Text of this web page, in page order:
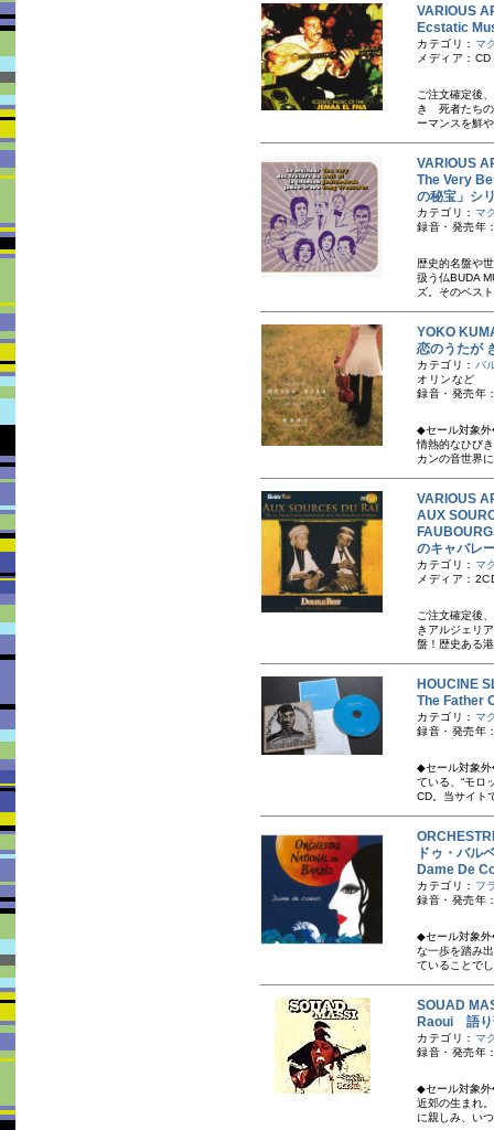
VARIOUS
Ecstatic
カテゴリ： マ
メディア：CD
ご注文確定後
き 死者たちの
ーマンスを鮮
VARIOUS
The Very
の秘宝」シ
カテゴリ： マ
録音・発売年
歴史的名盤や
扱う仏BUDA
ズ。そのベス
YOKO
恋のうたが
カテゴリ： バ
オリンなど
録音・発売年
◆セール対象外
情熱的なひび
カンの音世界
VARIOUS
AUX
のキャバレ
カテゴリ： マ
メディア：
ご注文確定後
き アルジェリ
盤！歴史ある
HOUCINE
The Father
カテゴリ： マ
録音・発売
◆セール対象
ている、“モロ
CD。当サイト
ドゥ・バル
Dame De
カテゴリ： フ
録音・発売年
◆セール対象
な一歩を踏み
ていることで
SOUAD
Raoui 語り
カテゴリ： マ
録音・発売年
◆セール対象
近郊の生まれ
に親しみ、い